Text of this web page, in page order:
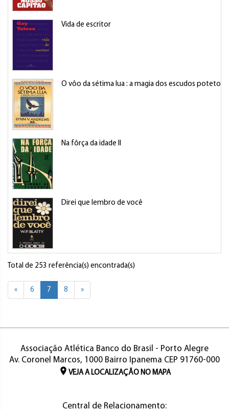
Vida de escritor
O vôo da sétima lua : a magia dos escudos
Na fôrça da idade II
Direi que lembro de você
Total de 253 referência(s) encontrada(s)
« 6 7 8 »
Associação Atlética Banco do Brasil - Porto Alegre
Av. Coronel Marcos, 1000 Bairro Ipanema CEP 91760-000
VEJA A LOCALIZAÇÃO NO MAPA
Central de Relacionamento: